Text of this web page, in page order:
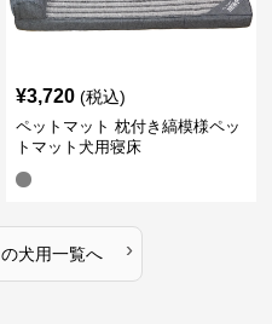
¥3,720 (税込)
ペットマット 枕付き縞模様ペッ
トマット犬用寝床
の犬用一覧へ ›